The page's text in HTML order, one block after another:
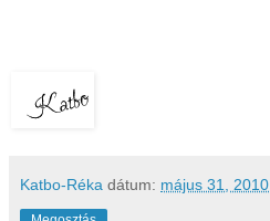
Katbo-Réka dátum: május 31, 2010